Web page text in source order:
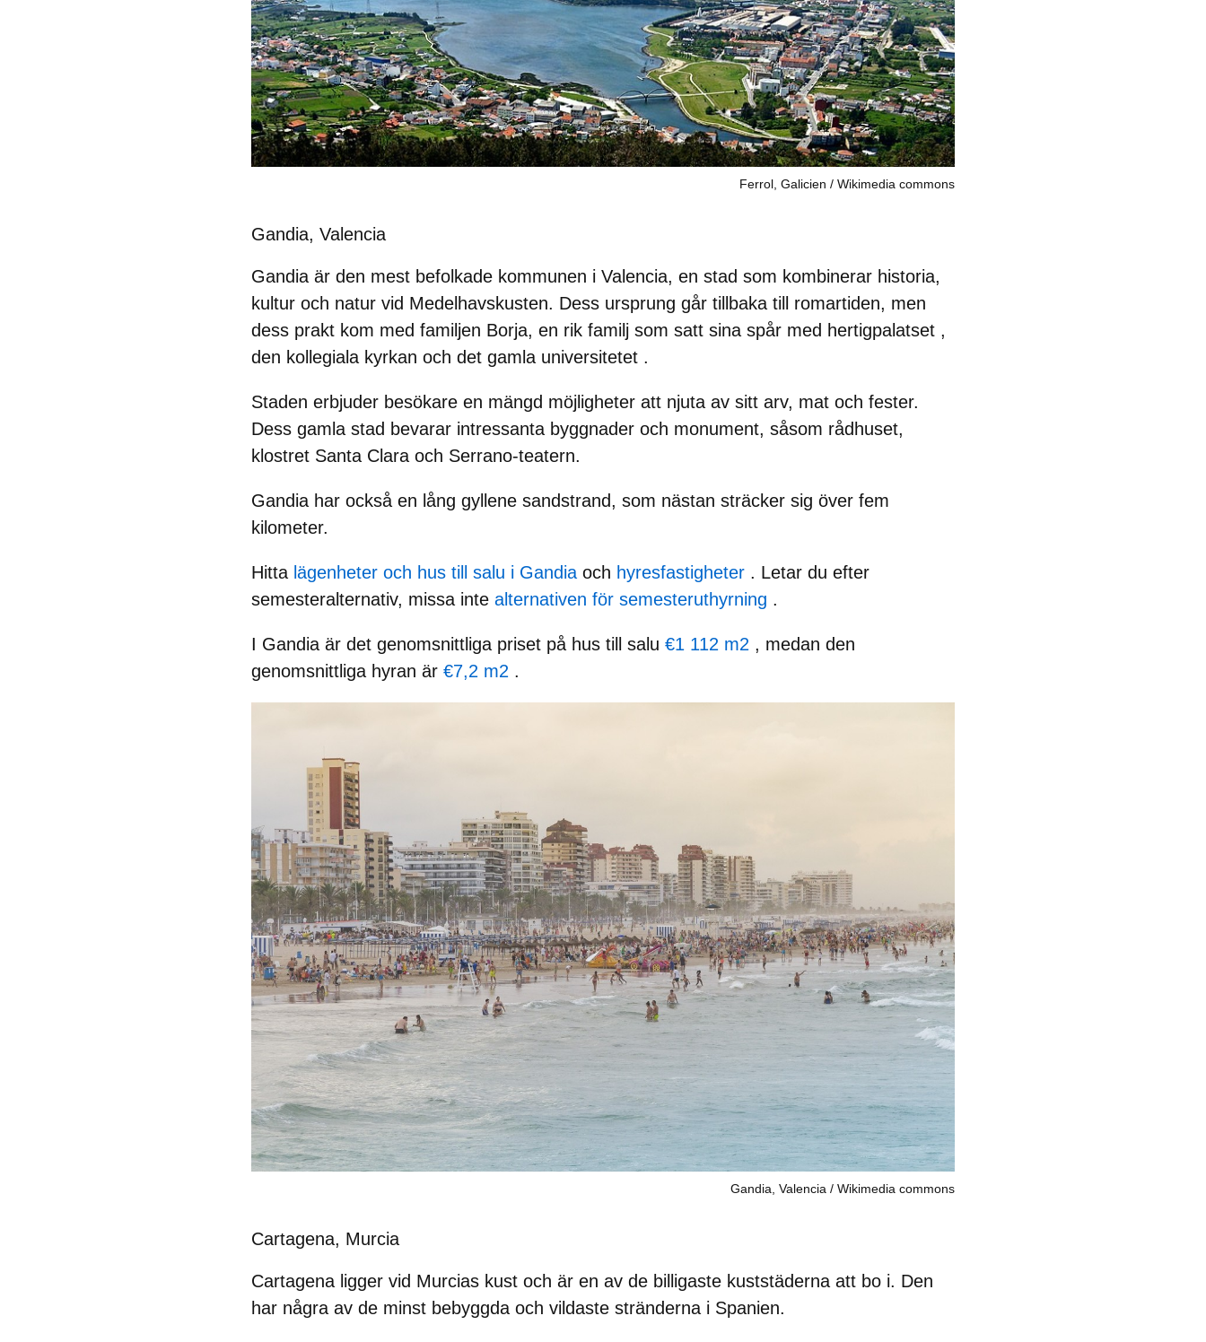
Ferrol, Galicien Wikimedia commons
Gandia, Valencia
Gandia är den mest befolkade kommunen i Valencia, en stad som kombinerar historia,
kultur och natur vid Medelhavskusten. Dess ursprung går tillbaka till romartiden, men
dess prakt kom med familjen Borja, en rik familj som satt sina spår med hertigpalatset ,
den kollegiala kyrkan och det gamla universitetet .
Staden erbjuder besökare en mängd möjligheter att njuta av sitt arv, mat och fester.
Dess gamla stad bevarar intressanta byggnader och monument, såsom rådhuset,
klostret Santa Clara och Serrano-teatern.
Gandia har också en lång gyllene sandstrand, som nästan sträcker sig över fem
kilometer.
Hitta lägenheter och hus till salu i Gandia och hyresfastigheter . Letar du efter
semesteralternativ, missa inte alternativen för semesteruthyrning .
I Gandia är det genomsnittliga priset på hus till salu €1 112 m2 , medan den
genomsnittliga hyran är €7,2 m2 .
Gandia, Valencia Wikimedia commons
Cartagena, Murcia
Cartagena ligger vid Murcias kust och är en av de billigaste kuststäderna att bo i. Den
har några av de minst bebyggda och vildaste stränderna i Spanien.